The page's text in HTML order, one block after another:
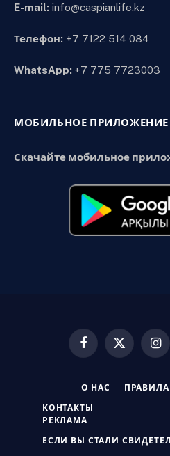
E-mail: info@caspianlife.kz
Телефон: +7 7122 514 084
WhatsApp: +7 775 7723003
МОБИЛЬНОЕ ПРИЛОЖЕНИЕ
Скачайте мобильное
Facebook
X
О НАС
КОНТАКТЫ
РЕКЛАМА
ЕСЛИ ВЫ СТАЛИ